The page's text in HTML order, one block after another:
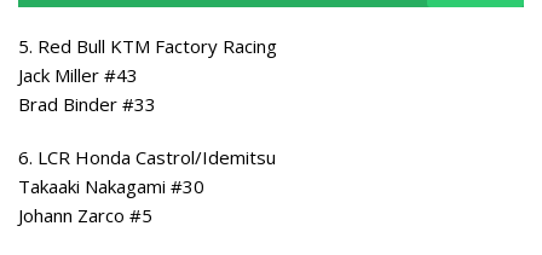
5. Red Bull KTM Factory Racing
Jack Miller #43
Brad Binder #33
6. LCR Honda Castrol/Idemitsu
Takaaki Nakagami #30
Johann Zarco #5